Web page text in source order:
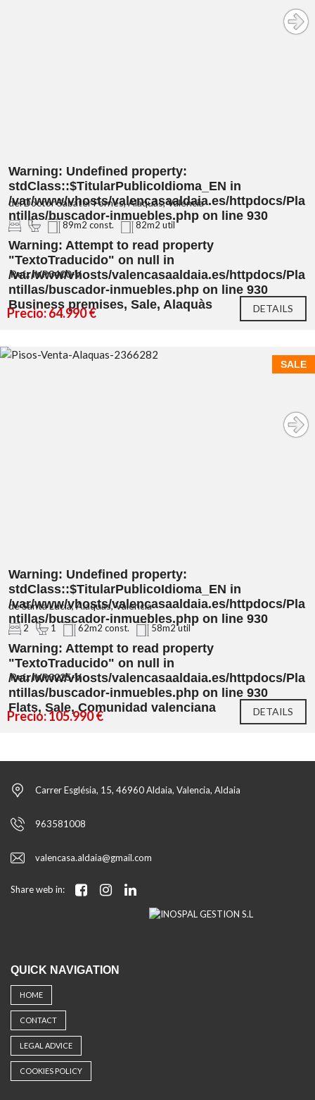
Warning: Undefined property:
stdClass::$TitularPublicoIdioma_EN in
/var/www/vhosts/valencasaaldaia.es/httpdocs/Pla
ntillas/buscador-inmuebles.php on line 930
Warning: Attempt to read property
"TextoTraducido" on null in
/var/www/vhosts/valencasaaldaia.es/httpdocs/Pla
ntillas/buscador-inmuebles.php on line 930
Business premises, Sale, Alaquàs
del Doctor Sabater Fornés, Alaquàs, Valencia
89m2 const. 82m2 util
Ref.: IVP3400-V
Precio: 64.990 € DETAILS
SALE
Warning: Undefined property:
stdClass::$TitularPublicoIdioma_EN in
/var/www/vhosts/valencasaaldaia.es/httpdocs/Pla
ntillas/buscador-inmuebles.php on line 930
Warning: Attempt to read property
"TextoTraducido" on null in
/var/www/vhosts/valencasaaldaia.es/httpdocs/Pla
ntillas/buscador-inmuebles.php on line 930
Flats, Sale, Comunidad valenciana
de Santa Lucía, Alaquàs, Valencia
2 1 62m2 const. 58m2 util
Ref.: IVP3225-V
Precio: 105.990 € DETAILS
Carrer Església, 15, 46960 Aldaia, Valencia, Aldaia
963581008
valencasa.aldaia@gmail.com
Share web in:
QUICK NAVIGATION
HOME
CONTACT
LEGAL ADVICE
COOKIES POLICY